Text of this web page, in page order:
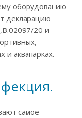
оборудованию
декларацию
20 и
и аквапарках.
самое